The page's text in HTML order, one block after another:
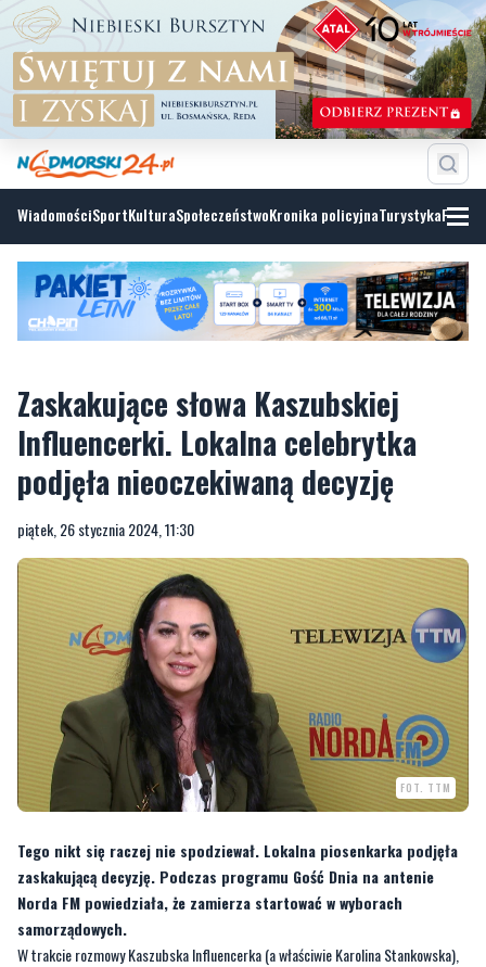
WiadomościSportKulturaSpołeczeństwoKronika policyjnaTurystyka
Zaskakujące słowa Kaszubskiej
Influencerki. Lokalna celebrytka
podjęła nieoczekiwaną decyzję
piątek, 26 stycznia 2024, 11:30
FOT. TTM
Tego nikt się raczej nie spodziewał. Lokalna piosenkarka podjęła
zaskakującą decyzję. Podczas programu Gość Dnia na antenie
Norda FM powiedziała, że zamierza startować w wyborach
samorządowych.
W trakcie rozmowy Kaszubska Influencerka (a właściwie Karolina Stankowska),